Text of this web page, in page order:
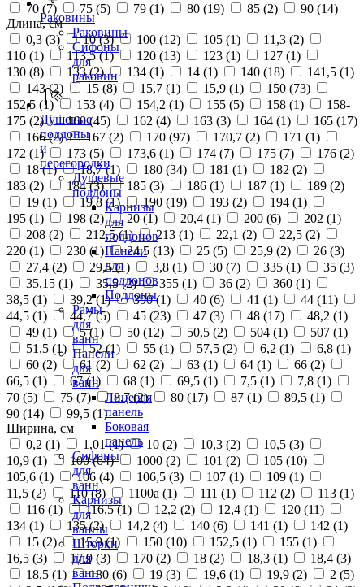
Раковины
Раковины
Сифоны
для
раковин
Душевые
поддоны
и
перегородки
Душевые
поддоны
Карнизы
для
поддонов
Панели
для
поддонов
Поддоны
Рамы
для
ванн
Панели
для
ванн
Лицевая
панель
Боковая
панель
Сифоны
для
ванн
Карнизы
для
ванны
Шторки
для
ванн
70 (7) 75 (5) 79 (1) 80 (19) 85 (2) 90 (14)
Длина, см
0,3 (3) 10 (3) 100 (12) 105 (1) 11,3 (2)
110 (1) 113,5 (1) 120 (13) 123 (1) 127 (1)
130 (8) 133 (2) 134 (1) 14 (1) 140 (18) 141,5 (1)
143 (2) 15 (8) 15,7 (1) 15,9 (1) 150 (73)
152,5 (1) 153 (4) 154,2 (1) 155 (5) 158 (1)
158-
175 (2) 160 (45) 162 (4) 163 (3) 164 (1) 165 (17)
166 (2) 167 (2) 170 (97) 170,7 (2) 171 (1)
172 (1) 173 (5) 173,6 (1) 174 (7) 175 (7) 176 (2)
18 (1) 18,7 (1) 180 (34) 181 (1) 182 (2)
183 (2) 184 (3) 185 (3) 186 (1) 187 (1) 189 (2)
19 (1) 19,8 (1) 190 (19) 193 (2) 194 (1)
195 (1) 198 (2) 20 (1) 20,4 (1) 200 (6) 202 (1)
208 (2) 212,5 (1) 213 (1) 22,1 (2) 22,5 (2)
220 (1) 230 (1) 24,5 (13) 25 (5) 25,9 (2) 26 (3)
27,4 (2) 29,5 (1) 3,8 (1) 30 (7) 335 (1) 35 (3)
35,15 (1) 35,5 (2) 355 (1) 36 (2) 360 (1)
38,5 (1) 39,2 (1) 390 (1) 40 (6) 41 (1) 44 (11)
44,5 (1) 44,7 (5) 45 (23) 47 (3) 48 (17) 48,2 (1)
49 (1) 5 (1) 50 (12) 50,5 (2) 504 (1) 507 (1)
51,5 (1) 52 (1) 55 (1) 57,5 (2) 6,2 (1) 6,8 (1)
60 (2) 61 (2) 62 (2) 63 (1) 64 (1) 66 (2)
66,5 (1) 67 (1) 68 (1) 69,5 (1) 7,5 (1) 7,8 (1)
70 (5) 75 (7) 8,7 (2) 80 (17) 87 (1) 89,5 (1)
90 (14) 99,5 (1)
Ширина, см
0,2 (1) 1,01 (1) 10 (2) 10,3 (2) 10,5 (3)
10,9 (1) 100 (64) 1000 (2) 101 (2) 105 (10)
105,6 (1) 106 (4) 106,5 (3) 107 (1) 109 (1)
11,5 (2) 110 (8) 1100а (1) 111 (1) 112 (2) 113 (1)
116 (1) 116,5 (1) 12,2 (2) 12,4 (1) 120 (11)
134 (1) 135 (2) 14,2 (4) 140 (6) 141 (1) 142 (1)
15 (2) 15,9 (1) 150 (10) 152,5 (1) 155 (1)
16,5 (3) 17,9 (3) 170 (2) 18 (2) 18,3 (1) 18,4 (3)
18,5 (1) 180 (6) 19 (3) 19,6 (1) 19,9 (2) 2 (5)